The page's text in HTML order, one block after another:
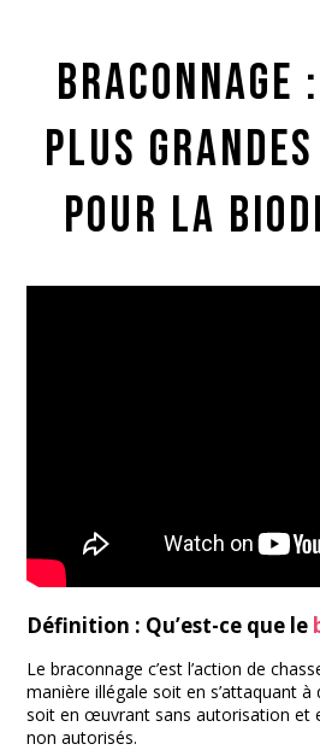
Braconnage
plus grandes
pour la
Définition : Qu’est-ce que le
Le braconnage c’est l’action de
manière illégale soit en s’attaquant
soit en œuvrant sans autorisation et
non autorisés.